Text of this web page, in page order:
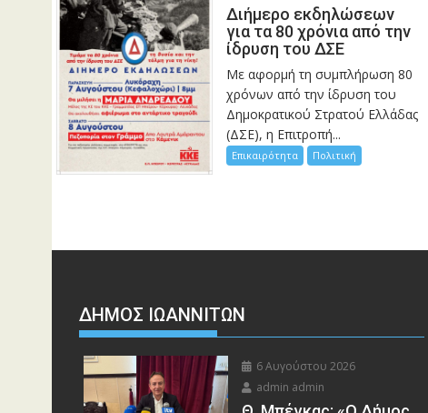
Διήμερο εκδηλώσεων
για τα 80 χρόνια από την
ίδρυση του ΔΣΕ
Με αφορμή τη συμπλήρωση 80
χρόνων από την ίδρυση του
Δημοκρατικού Στρατού Ελλάδας
(ΔΣΕ), η Επιτροπή...
Επικαιρότητα Πολιτική
ΔΗΜΟΣ ΙΩΑΝΝΙΤΩΝ
6 Αυγούστου 2026
admin admin